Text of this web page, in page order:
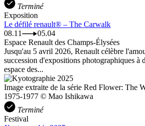
Terminé
Exposition
Le défilé renault® – The Carwalk
08.11
05.04
Espace Renault des Champs-Élysées
Jusqu'au 5 avril 2026, Renault célèbre
succession d'expositions photographiques à
espace des...
Image extraite de la série Red Flower: The
1975-1977 © Mao Ishikawa
Terminé
Festival